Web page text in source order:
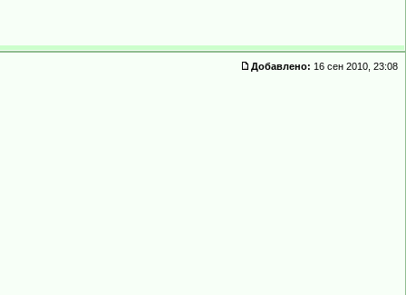
Добавлено: 16 сен 2010, 23:08